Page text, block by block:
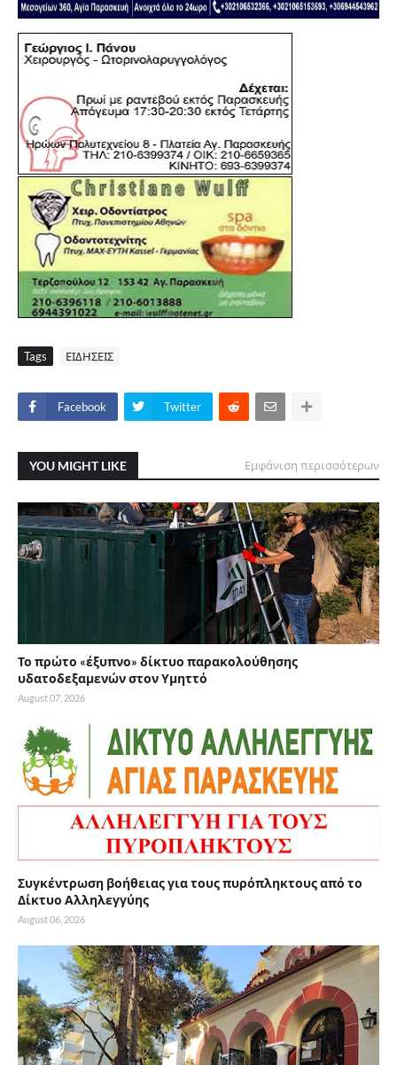
Tags ΕΙΔΗΣΕΙΣ
Facebook Twitter
YOU MIGHT LIKE Εμφάνιση περισσότερων
Το πρώτο «έξυπνο» δίκτυο παρακολούθησης
υδατοδεξαμενών στον Υμηττό
August 07, 2026
Συγκέντρωση βοήθειας για τους πυρόπληκτους από το
Δίκτυο Αλληλεγγύης
August 06, 2026